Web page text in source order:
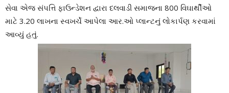
સેવા એજ સંપત્તિ ફાઉન્ડેશન દ્વારા દલવાડી સમાજના 800 વિઘાર્થીઓ
માટે 3.20 લાખના સ્વખર્ચે આપેલા આર.ઓ પ્લાન્ટનું લોકાર્પણ કરવામાં
આવ્યું હતું.